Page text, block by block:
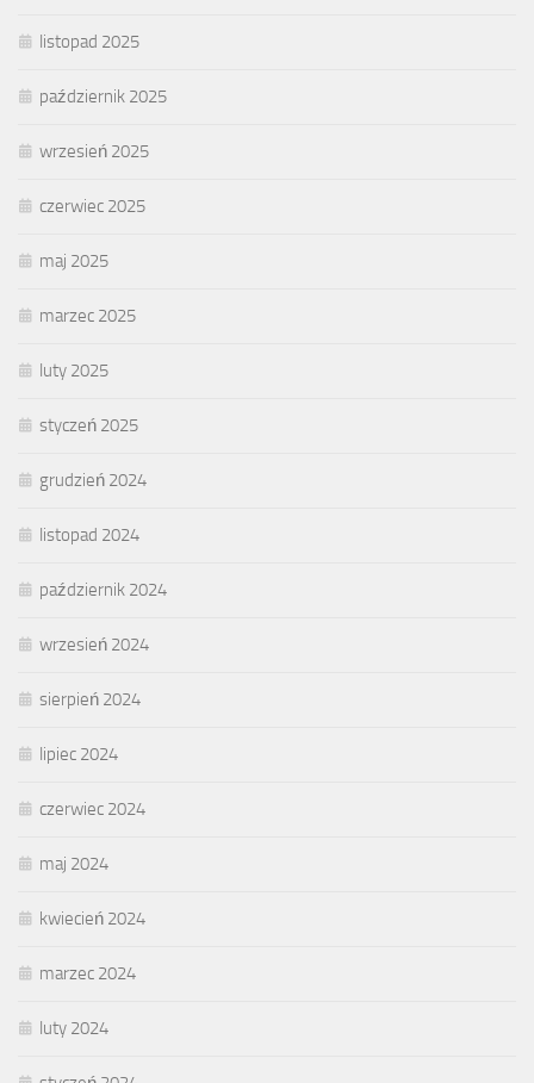
listopad 2025
październik 2025
wrzesień 2025
czerwiec 2025
maj 2025
marzec 2025
luty 2025
styczeń 2025
grudzień 2024
listopad 2024
październik 2024
wrzesień 2024
sierpień 2024
lipiec 2024
czerwiec 2024
maj 2024
kwiecień 2024
marzec 2024
luty 2024